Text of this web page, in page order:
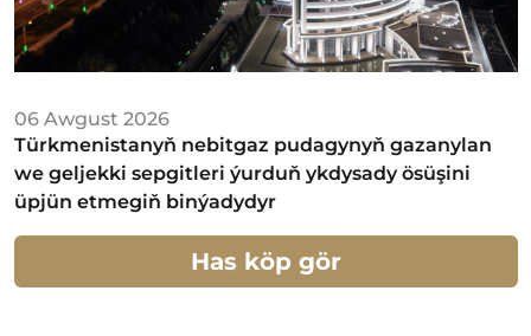
06 Awgust 2026
Türkmenistanyň nebitgaz pudagynyň gazanylan
we geljekki sepgitleri ýurduň ykdysady ösüşini
üpjün etmegiň binýadydyr
Has köp gör